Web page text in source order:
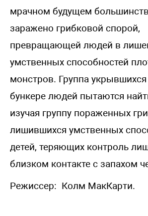
мрачном будущем
заражено грибковой спорой,
превращающей людей в
умственных способностей
монстров. Группа
бункере людей пытаются
изучая группу пораженных
лишившихся умственных
детей, теряющих контроль
близком контакте с запахом
Режиссер: Колм МакКарти.